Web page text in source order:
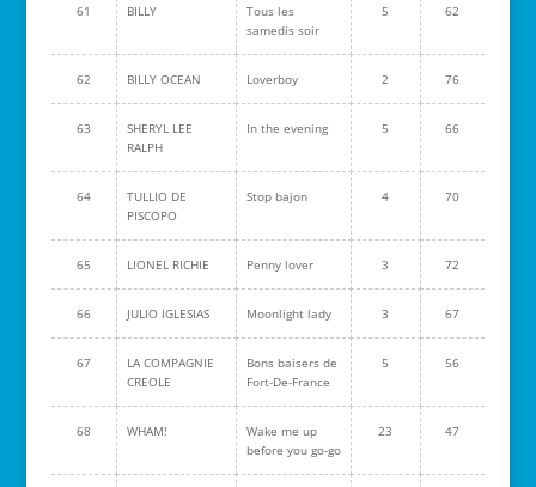
61 BILLY
Tous les
samedis soir
5 62
62 BILLY OCEAN Loverboy 2 76
63
SHERYL LEE
RALPH
In the evening 5 66
64
TULLIO DE
PISCOPO
Stop bajon 4 70
65 LIONEL RICHIE Penny lover 3 72
66 JULIO IGLESIAS Moonlight lady 3 67
67
LA COMPAGNIE
CREOLE
Bons baisers de
Fort-De-France
5 56
68 WHAM!
Wake me up
before you go-go
23 47